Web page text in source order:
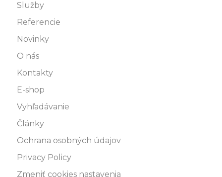
Služby
Referencie
Novinky
O nás
Kontakty
E-shop
Vyhľadávanie
Články
Ochrana osobných údajov
Privacy Policy
Zmeniť cookies nastavenia